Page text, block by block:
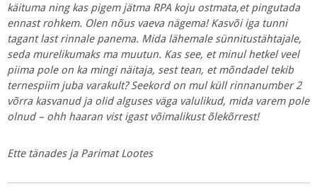
käituma ning kas pigem jätma RPA koju ostmata,et pingutada
ennast rohkem. Olen nõus vaeva nägema! Kasvõi iga tunni
tagant last rinnale panema. Mida lähemale sünnitustähtajale,
seda murelikumaks ma muutun. Kas see, et minul hetkel veel
piima pole on ka mingi näitaja, sest tean, et mõndadel tekib
ternespiim juba varakult? Seekord on mul küll rinnanumber 2
võrra kasvanud ja olid alguses väga valulikud, mida varem pole
olnud – ohh haaran vist igast võimalikust õlekõrrest!
Ette tänades ja Parimat Lootes